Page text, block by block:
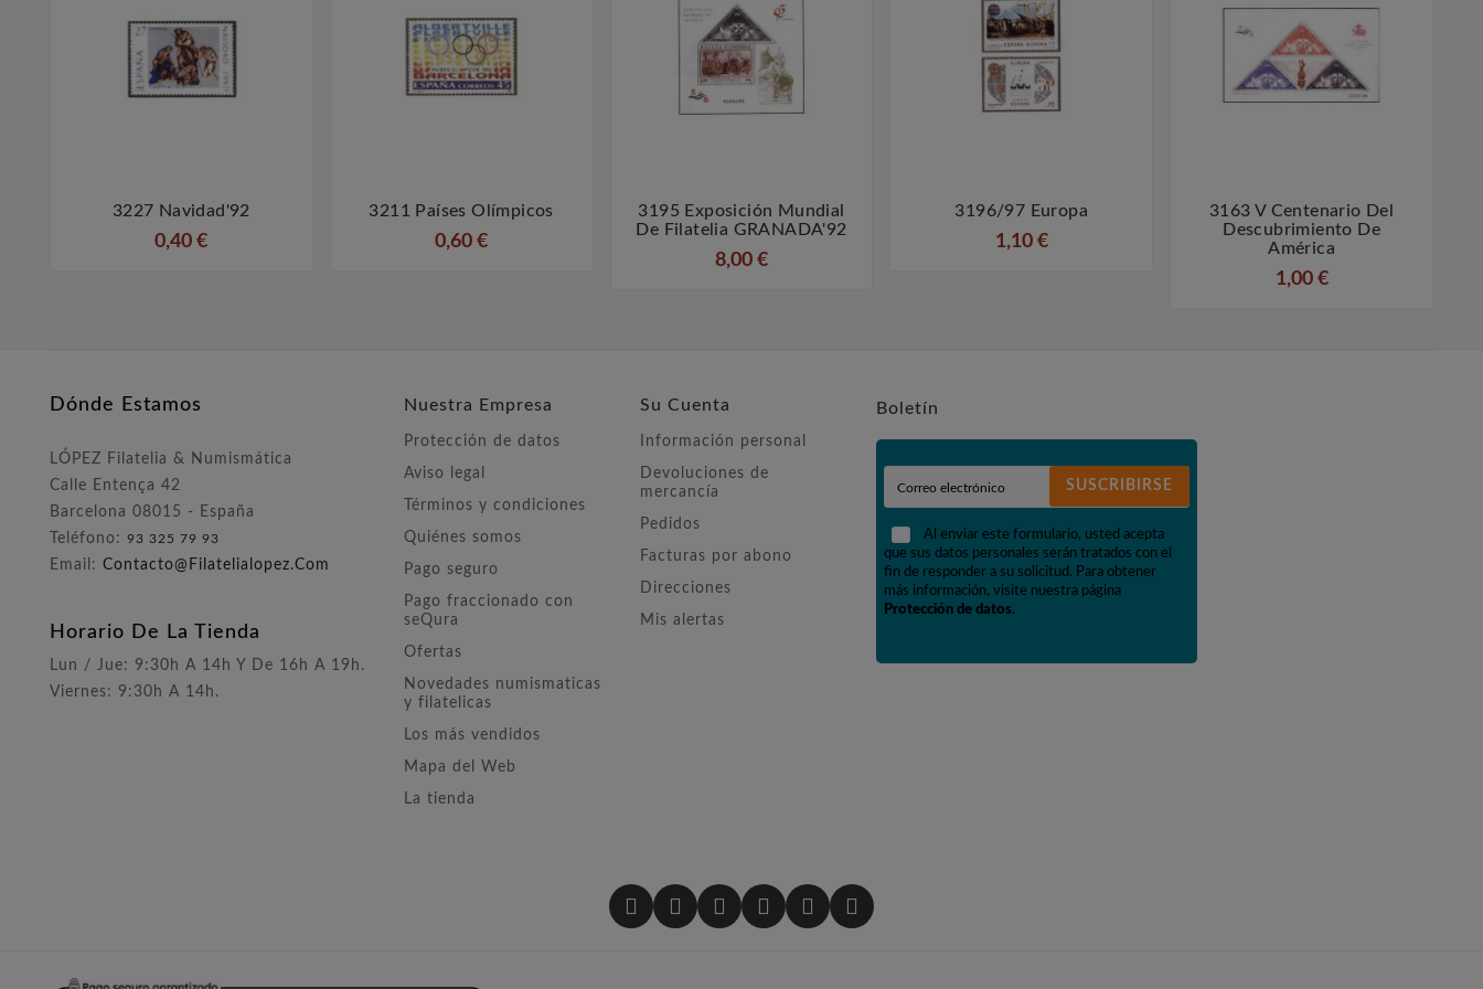
 
3227 Navidad'92
0,40 €
 
3211 Países Olímpicos
0,60 €
 
3195 Exposición Mundial
De Filatelia GRANADA'92
8,00 €
 
3196/97 Europa
1,10 €
 
3163 V Centenario Del
Descubrimiento De
América
1,00 €
Dónde Estamos
LÓPEZ Filatelia & Numismática
Calle Entença 42
Barcelona 08015 - España
Teléfono: 93 325 79 93
Email: Contacto@filatelialopez.com
Horario De La Tienda
Lun / Jue: 9:30h A 14h Y De 16h A 19h.
Viernes: 9:30h A 14h.
Nuestra Empresa
Protección de datos
Aviso legal
Términos y condiciones
Quiénes somos
Pago seguro
Pago fraccionado con
seQura
Ofertas
Novedades numismaticas
y filatelicas
Los más vendidos
Mapa del Web
La tienda
Su Cuenta
Información personal
Devoluciones de
mercancía
Pedidos
Facturas por abono
Direcciones
Mis alertas
Boletín
SUSCRIBIRSE
Al enviar este formulario, usted acepta
que sus datos personales serán tratados con el
fin de responder a su solicitud. Para obtener
más información, visite nuestra página
Protección de datos.